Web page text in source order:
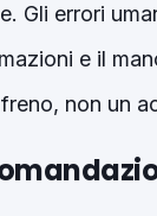
Gli errori
e il
non un